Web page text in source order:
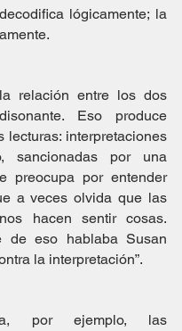
lógicamente; la
relación entre los dos
Eso produce
lecturas: interpretaciones
sancionadas por una
preocupa por entender
a veces olvida que las
hacen sentir cosas.
de eso hablaba Susan
la interpretación”.
por ejemplo, las